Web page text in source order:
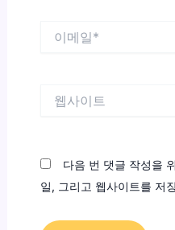
다음 번 댓글 작성을
일, 그리고 웹사이트를 저